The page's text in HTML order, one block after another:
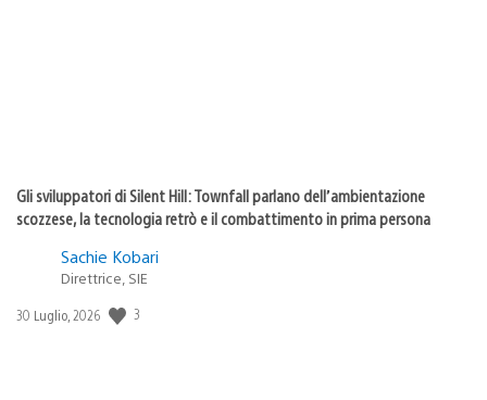
Gli sviluppatori di Silent Hill: Townfall parlano dell’ambientazione
scozzese, la tecnologia retrò e il combattimento in prima persona
Sachie Kobari
Direttrice, SIE
Data
30 Luglio, 2026 3